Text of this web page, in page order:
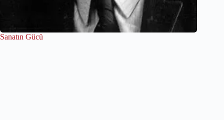
Sanatın Gücü